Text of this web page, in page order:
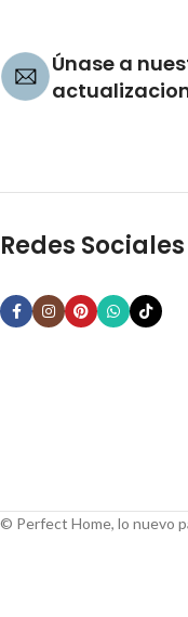
Únase a
Redes Sociales
© Perfect Home, lo nuevo